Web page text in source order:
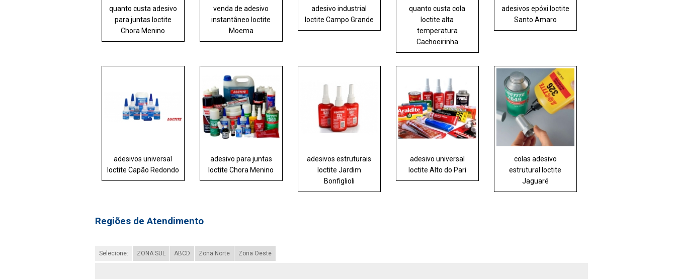
quanto custa adesivo
para juntas loctite
Chora Menino
venda de adesivo
instantâneo loctite
Moema
adesivo industrial
loctite Campo Grande
quanto custa cola
loctite alta
temperatura
Cachoeirinha
adesivos epóxi loctite
Santo Amaro
adesivos universal
loctite Capão Redondo
adesivo para juntas
loctite Chora Menino
adesivos estruturais
loctite Jardim
Bonfiglioli
adesivo universal
loctite Alto do Pari
colas adesivo
estrutural loctite
Jaguaré
Regiões de Atendimento
Selecione: ZONA SUL ABCD Zona Norte Zona Oeste